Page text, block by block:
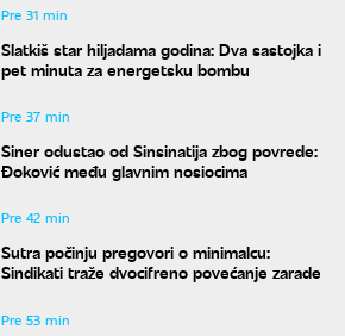
Pre 31 min
Slatkiš star hiljadama godina: Dva sastojka i
pet minuta za energetsku bombu
Pre 37 min
Siner odustao od Sinsinatija zbog povrede:
Đoković među glavnim nosiocima
Pre 42 min
Sutra počinju pregovori o minimalcu:
Sindikati traže dvocifreno povećanje zarade
Pre 53 min